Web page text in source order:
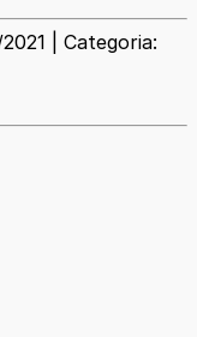
| Categoria: